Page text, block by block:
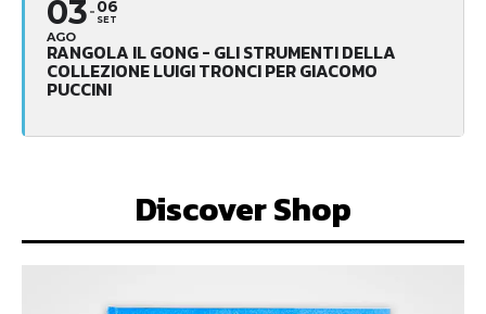
03
AGO
06
SET
RANGOLA IL GONG - GLI STRUMENTI DELLA
COLLEZIONE LUIGI TRONCI PER GIACOMO
PUCCINI
Discover Shop